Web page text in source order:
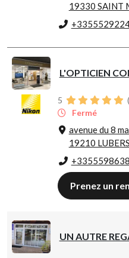
19330 SAINT
L'OPTICIEN
5
Fermé
avenue du 8
19210
Prenez un
UN AUTRE